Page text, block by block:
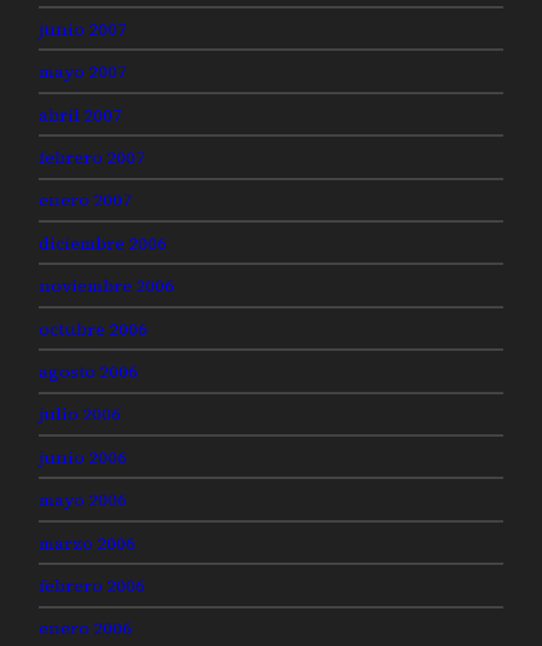
junio 2007
mayo 2007
abril 2007
febrero 2007
enero 2007
diciembre 2006
noviembre 2006
octubre 2006
agosto 2006
julio 2006
junio 2006
mayo 2006
marzo 2006
febrero 2006
enero 2006